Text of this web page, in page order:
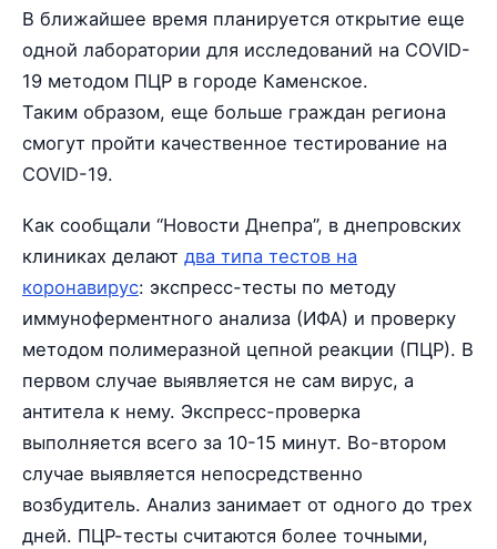
В ближайшее время планируется открытие еще
одной лаборатории для исследований на COVID-
19 методом ПЦР в городе Каменское.
Таким образом, еще больше граждан региона
смогут пройти качественное тестирование на
COVID-19.
Как сообщали “Новости Днепра”, в днепровских
клиниках делают два типа тестов на
коронавирус: экспресс-тесты по методу
иммуноферментного анализа (ИФА) и проверку
методом полимеразной цепной реакции (ПЦР). В
первом случае выявляется не сам вирус, а
антитела к нему. Экспресс-проверка
выполняется всего за 10-15 минут. Во-втором
случае выявляется непосредственно
возбудитель. Анализ занимает от одного до трех
дней. ПЦР-тесты считаются более точными,